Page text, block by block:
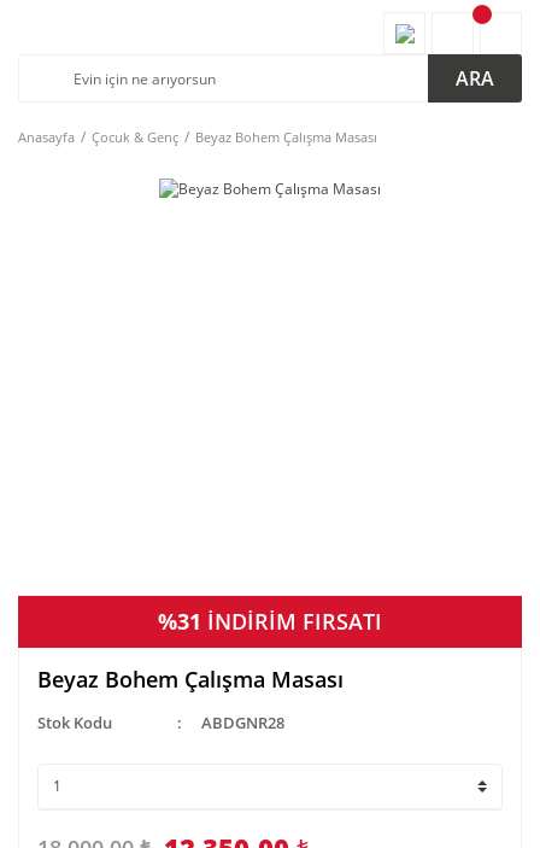
ARA
Anasayfa Çocuk & Genç Beyaz Bohem Çalışma Masası
%31 İNDİRİM FIRSATI
Beyaz Bohem Çalışma Masası
Stok Kodu ABDGNR28